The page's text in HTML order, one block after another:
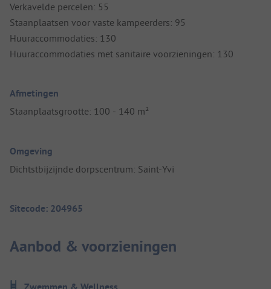
Verkavelde percelen: 55
Staanplaatsen voor vaste kampeerders: 95
Huuraccommodaties: 130
Huuraccommodaties met sanitaire voorzieningen: 130
Afmetingen
Staanplaatsgrootte: 100 - 140 m²
Omgeving
Dichtstbijzijnde dorpscentrum: Saint-Yvi
Sitecode: 204965
Aanbod & voorzieningen